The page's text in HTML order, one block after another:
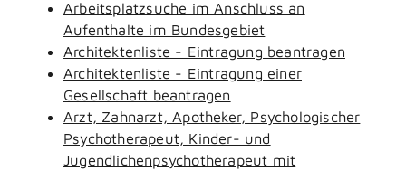
Arbeitsplatzsuche im Anschluss an
Aufenthalte im Bundesgebiet
Architektenliste - Eintragung beantragen
Architektenliste - Eintragung einer
Gesellschaft beantragen
Arzt, Zahnarzt, Apotheker, Psychologischer
Psychotherapeut, Kinder- und
Jugendlichenpsychotherapeut mit